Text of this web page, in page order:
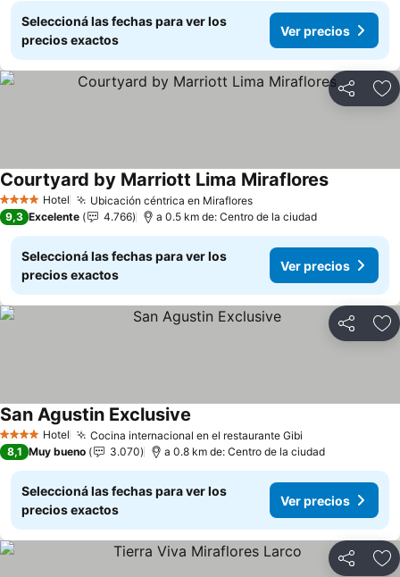
Seleccioná las fechas para ver los
precios exactos
Ver precios
Compartir
4 EstrellasHotel Ubicación céntrica en Miraflores
Courtyard by Marriott Lima Miraflores
9,3 Excelente 4.766 a 0.5 km de: Centro de la ciudad
Seleccioná las fechas para ver los
precios exactos
Ver precios
Compartir
4 EstrellasHotel Cocina internacional en el restaurante Gibi
San Agustin Exclusive
8,1 Muy bueno 3.070 a 0.8 km de: Centro de la ciudad
Seleccioná las fechas para ver los
precios exactos
Ver precios
Compartir